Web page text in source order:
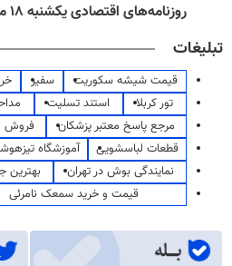
روزنامه‌های اقتصادی یکشنبه ۱۸ مرداد ۱۴۰۵
تبلیغات
قیمت شیشه سکوریت سفیر
تور کربلا
استند تسلیت
مرجع پاسخ معتبر پزشکان
فروش
قطعات لباسشویی
آموزشگاه
نمایندگی بوش در تهران
بهترین
قیمت و خرید سمعک نامرئی